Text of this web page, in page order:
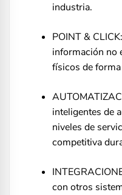
industria.
POINT &
información no
físicos de
inteligentes de
niveles de
competitiva
con otros